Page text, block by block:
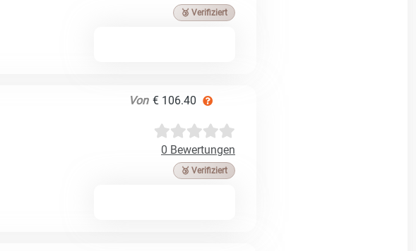
🥉 Verifiziert
Von € 106.40
0 Bewertungen
🥉 Verifiziert